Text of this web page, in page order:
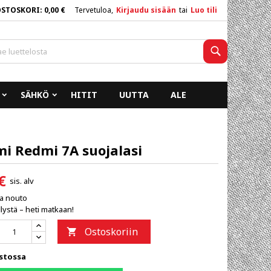
Tervetuloa, Kirjaudu sisään tai Luo tili
0,00 €
Haku
SÄHKÖ HITIT UUTTA ALE
Redmi 7A suojalasi
sis. alv
nouto
– heti matkaan!
 Ostoskoriin
×
×
×